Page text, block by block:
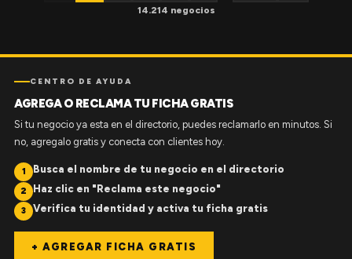
14.214 negocios
CENTRO DE AYUDA
AGREGA O RECLAMA TU FICHA GRATIS
Si tu negocio ya esta en el directorio, puedes reclamarlo en minutos. Si
no, agregalo gratis y conecta con clientes hoy.
1 Busca el nombre de tu negocio en el directorio
2 Haz clic en "Reclama este negocio"
3 Verifica tu identidad y activa tu ficha gratis
+ AGREGAR FICHA GRATIS